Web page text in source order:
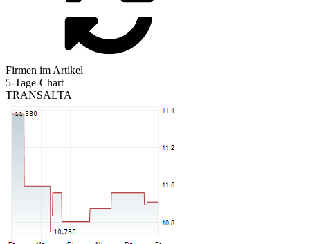
Firmen im Artikel
5-Tage-Chart
TRANSALTA